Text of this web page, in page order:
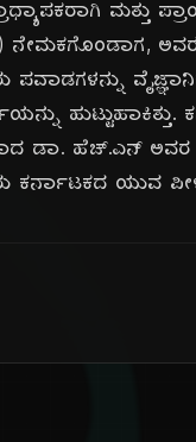
ಮತ್ತು
ನೇಮಕಗೊಂಡಾಗ,
ಹುಟ್ಟುಹಾಕಿತ್ತು.
ಡಾ. ಹೆಚ್.ಎನ್
ಯುವ